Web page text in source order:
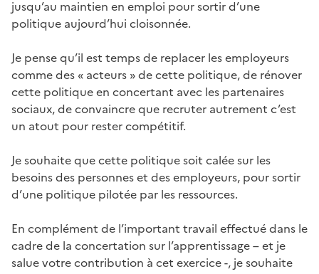
jusqu’au maintien en emploi pour sortir d’une
politique aujourd’hui cloisonnée.
Je pense qu’il est temps de replacer les employeurs
comme des « acteurs » de cette politique, de rénover
cette politique en concertant avec les partenaires
sociaux, de convaincre que recruter autrement c’est
un atout pour rester compétitif.
Je souhaite que cette politique soit calée sur les
besoins des personnes et des employeurs, pour sortir
d’une politique pilotée par les ressources.
En complément de l’important travail effectué dans le
cadre de la concertation sur l’apprentissage – et je
salue votre contribution à cet exercice -, je souhaite